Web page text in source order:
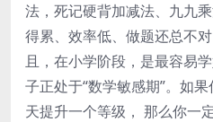
法，死记硬背加减法、九九
得累、效率低、做题还总不
且，在小学阶段，是最容易
子正处于“数学敏感期”。如
天提升一个等级， 那么你一